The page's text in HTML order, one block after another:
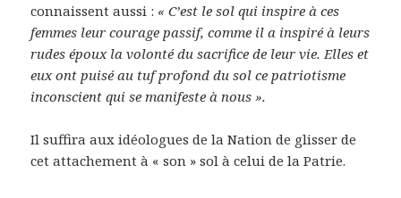
connaissent aussi : « C’est le sol qui inspire à ces
femmes leur courage passif, comme il a inspiré à leurs
rudes époux la volonté du sacrifice de leur vie. Elles et
eux ont puisé au tuf profond du sol ce patriotisme
inconscient qui se manifeste à nous ».
Il suffira aux idéologues de la Nation de glisser de
cet attachement à « son » sol à celui de la Patrie.